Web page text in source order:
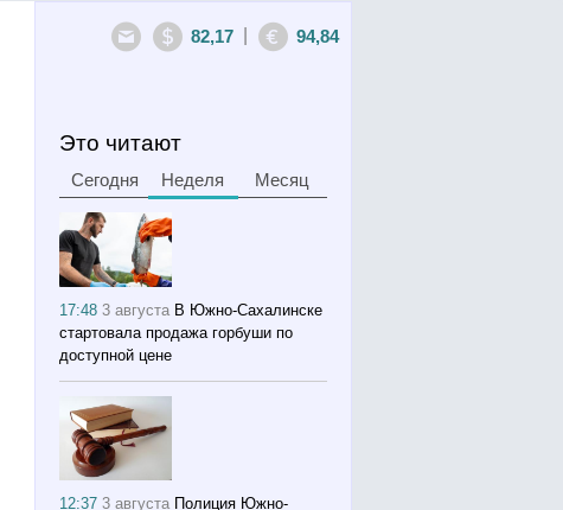
82,17 94,84
Это читают
Сегодня Неделя Месяц
17:483 августа В Южно-Сахалинске
стартовала продажа горбуши по
доступной цене
12:373 августа Полиция Южно-